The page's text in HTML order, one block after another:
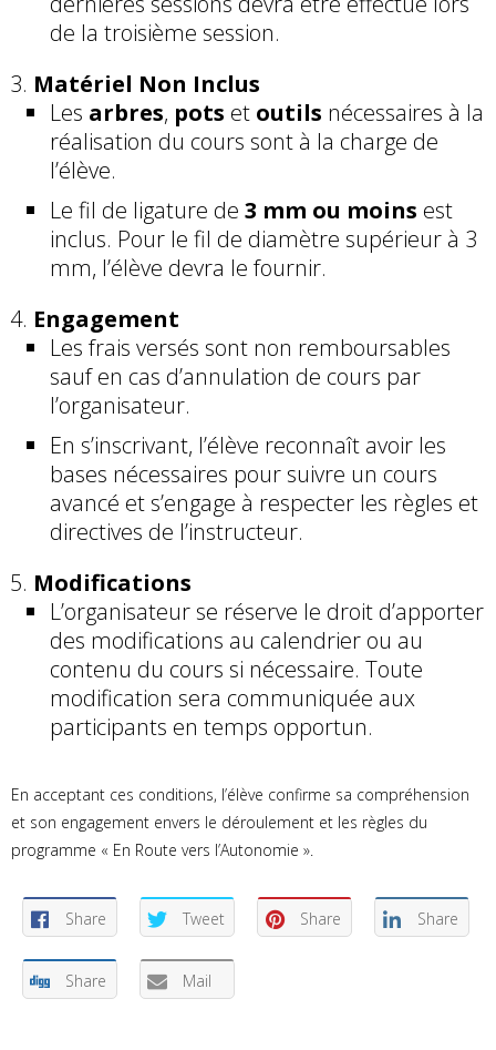
de la troisième session.
Matériel Non Inclus
Les arbres, pots et outils nécessaires à la
réalisation du cours sont à la charge de
l’élève.
Le fil de ligature de 3 mm ou moins est
inclus. Pour le fil de diamètre supérieur à 3
mm, l’élève devra le fournir.
Engagement
Les frais versés sont non remboursables
sauf en cas d’annulation de cours par
l’organisateur.
En s’inscrivant, l’élève reconnaît avoir les
bases nécessaires pour suivre un cours
avancé et s’engage à respecter les règles et
directives de l’instructeur.
Modifications
L’organisateur se réserve le droit d’apporter
des modifications au calendrier ou au
contenu du cours si nécessaire. Toute
modification sera communiquée aux
participants en temps opportun.
En acceptant ces conditions, l’élève confirme sa compréhension
et son engagement envers le déroulement et les règles du
programme « En Route vers l’Autonomie ».
Share Tweet Share Share
Share Mail